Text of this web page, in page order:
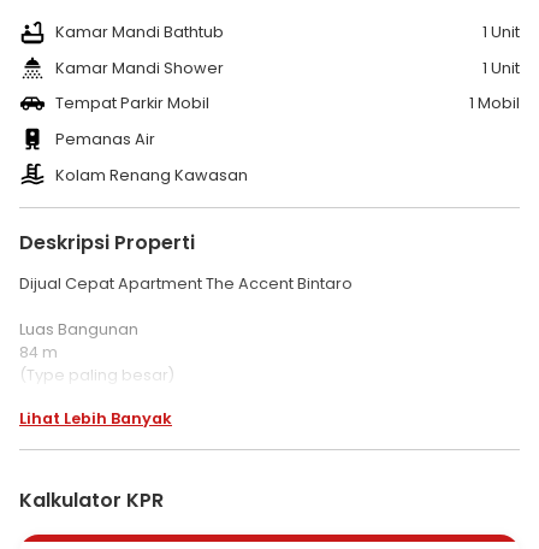
Kamar Mandi Bathtub
1 Unit
Kamar Mandi Shower
1 Unit
Tempat Parkir Mobil
1 Mobil
Pemanas Air
Kolam Renang Kawasan
Deskripsi Properti
Dijual Cepat Apartment The Accent Bintaro
Luas Bangunan
84 m
(Type paling besar)
1 Kamar Mandi
TV 2 unit
Kulkas
Tempat tidur
Lihat Lebih Banyak
Kalkulator KPR